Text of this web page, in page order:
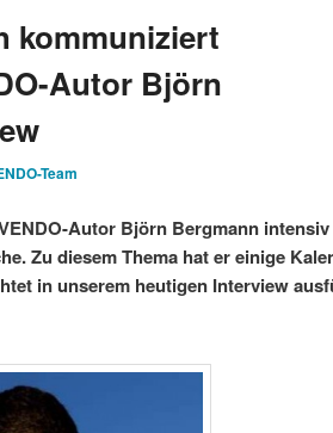
kommuniziert
Autor Björn
Team
Autor Björn Bergmann
Zu diesem Thema hat er einige
in unserem heutigen Interview